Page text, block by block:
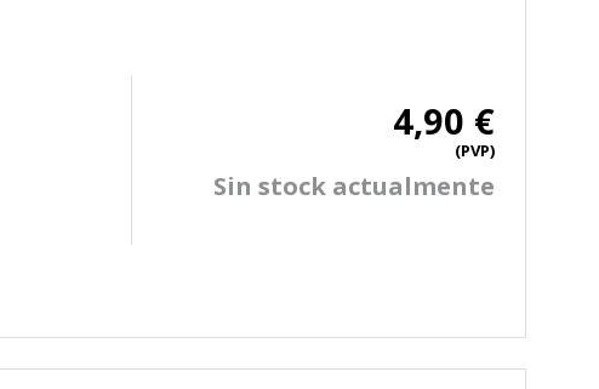
4,90 €
(PVP)
Sin stock actualmente